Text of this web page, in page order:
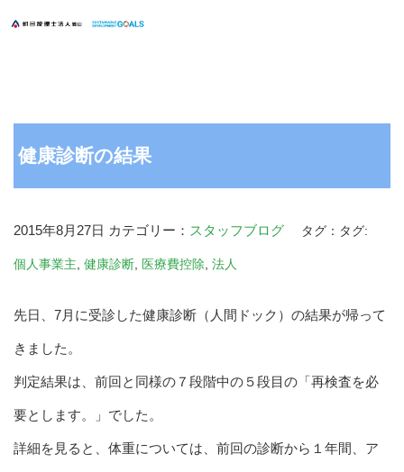
健康診断の結果
2015年8月27日 カテゴリー： スタッフブログ タグ：タグ:
個人事業主 健康診断 医療費控除 法人
先日、7月に受診した健康診断（人間ドック）の結果が帰って
きました。
判定結果は、前回と同様の７段階中の５段目の「再検査を必
要とします。」でした。
詳細を見ると、体重については、前回の診断から１年間、ア